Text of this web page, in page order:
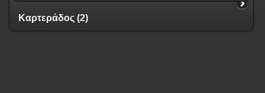
Καρτεράδος (2)